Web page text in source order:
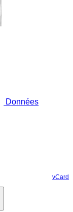
Données
vCard